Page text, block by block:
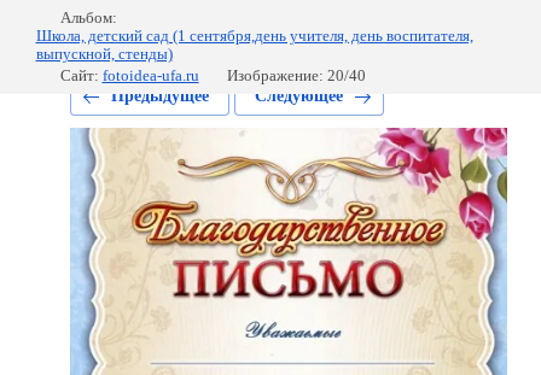
Альбом:
Школа, детский сад (1 сентября,день учителя, день воспитателя,
выпускной, стенды)
Сайт: fotoidea-ufa.ru
Изображение: 20/40
Предыдущее
Следующее